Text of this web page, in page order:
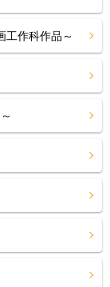
作科作品～